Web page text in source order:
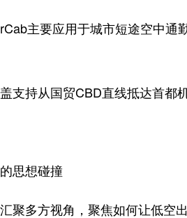
主要应用于城市短途空中通
持从国贸CBD直线抵达首都
思想碰撞
多方视角，聚焦如何让低空出